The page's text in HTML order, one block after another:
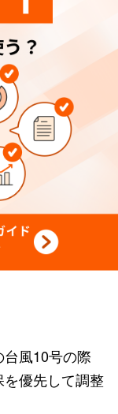
風10号の際
優先して調整